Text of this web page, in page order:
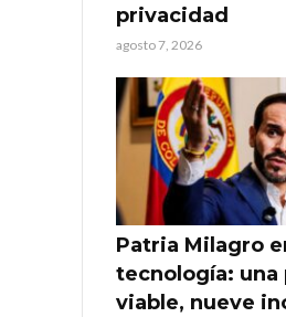
privacidad
agosto 7, 2026
Patria Milagro
tecnología: una
viable, nueve